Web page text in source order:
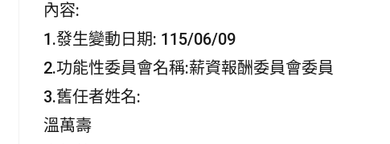
內容:
1.發生變動日期: 115/06/09
2.功能性委員會名稱:薪資報酬委員會委員
3.舊任者姓名:
溫萬壽